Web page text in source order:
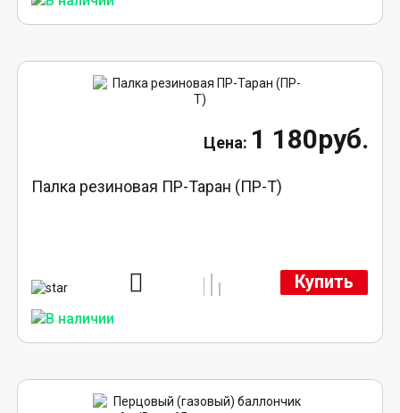
1 180руб.
Палка резиновая ПР-Таран (ПР-Т)
Купить